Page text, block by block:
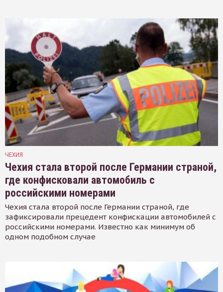
ЧЕХИЯ
Чехия стала второй после Германии страной,
где конфисковали автомобиль с
российскими номерами
Чехия стала второй после Германии страной, где
зафиксировали прецедент конфискации автомобилей с
российскими номерами. Известно как минимум об
одном подобном случае